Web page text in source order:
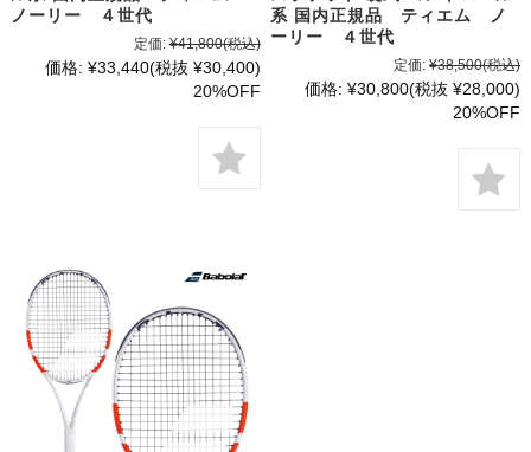
ノーリー ４世代
定価: ¥41,800(税込)
価格: ¥33,440(税抜 ¥30,400)
20%OFF
系 国内正規品 ティエム ノ
ーリー ４世代
定価: ¥38,500(税込)
価格: ¥30,800(税抜 ¥28,000)
20%OFF